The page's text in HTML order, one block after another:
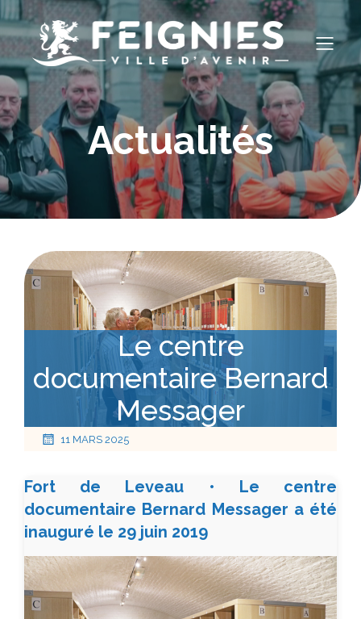
Actualités
Le centre
documentaire Bernard
Messager
11 MARS 2025
Fort de Leveau • Le centre
documentaire Bernard Messager a été
inauguré le 29 juin 2019